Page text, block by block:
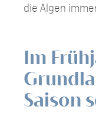
die Algen
Im
Saison